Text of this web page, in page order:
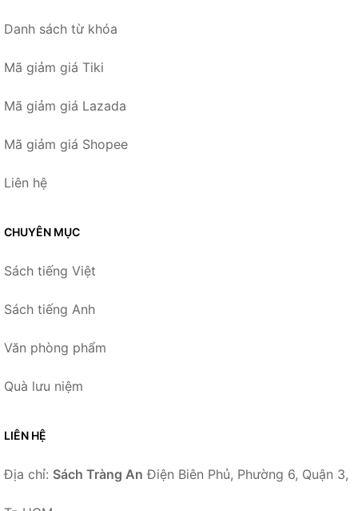
Danh sách từ khóa
Mã giảm giá Tiki
Mã giảm giá Lazada
Mã giảm giá Shopee
Liên hệ
CHUYÊN MỤC
Sách tiếng Việt
Sách tiếng Anh
Văn phòng phẩm
Quà lưu niệm
LIÊN HỆ
Địa chỉ: Sách Tràng An Điện Biên Phủ, Phường 6, Quận 3,